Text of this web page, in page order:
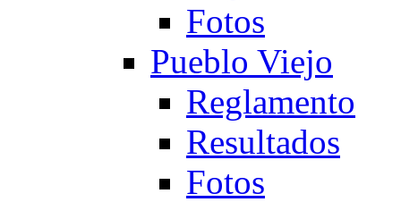
Fotos
Pueblo Viejo
Reglamento
Resultados
Fotos